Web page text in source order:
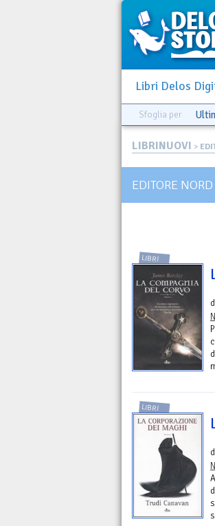
Libri Delos
Sfoglia per
LIBRINUOVI >
EDITORE NORD
LIBRI
LIBRI